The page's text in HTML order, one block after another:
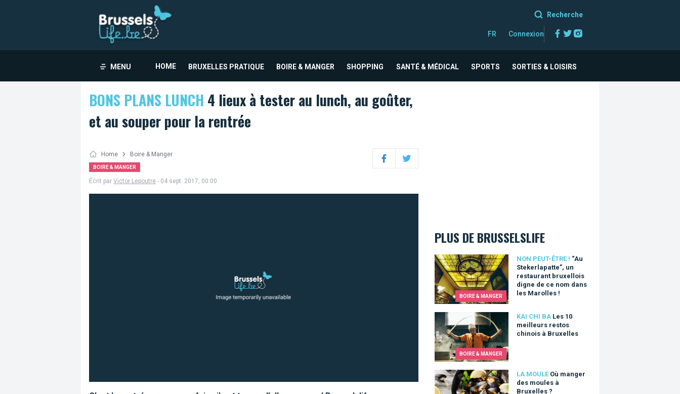
Recherche
FR Connexion Facebook
Twitter
MENU HOME BRUXELLES PRATIQUE BOIRE & MANGER SHOPPING SANTÉ & MÉDICAL SPORTS SORTIES & LOISIRS
BONS PLANS LUNCH 4 lieux à tester au lunch, au goûter,
et au souper pour la rentrée
Home Boire & Manger
BOIRE & MANGER FacebookTwitter
Écrit par Victor Lepoutre - 04 sept. 2017, 00:00
PLUS DE BRUSSELSLIFE
BOIRE & MANGER
NON PEUT-ÊTRE ! “Au
Stekerlapatte”, un
restaurant bruxellois
digne de ce nom dans
les Marolles !
“Au Stekerlapatte”, un restaurant bruxellois digne de ce nom dans
BOIRE & MANGER
KAI CHI BA Les 10
meilleurs restos
chinois à Bruxelles
Les 10 meilleurs restos chinois à Bruxelles
LA MOULE Où manger
des moules à
Bruxelles ?
Où manger des moules à Bruxelles ?